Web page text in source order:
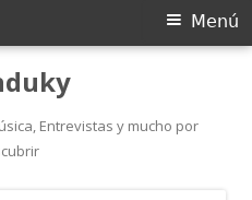
Entrevistas y mucho por
Menú